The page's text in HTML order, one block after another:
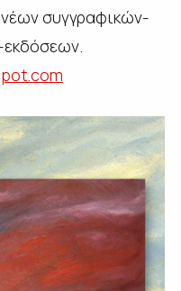
συγγραφικών-
com